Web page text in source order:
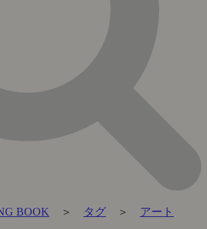
BOOK ＞ タグ ＞ アート